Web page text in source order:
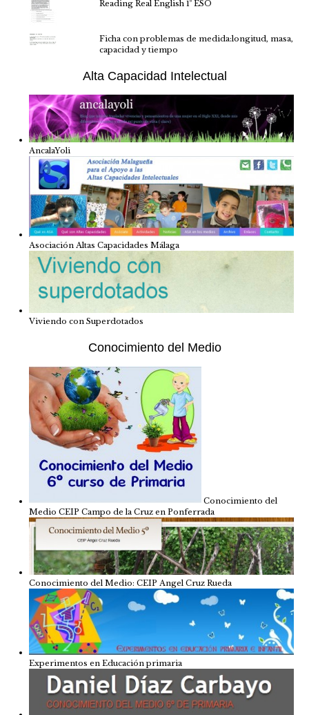
Reading Real English 1º ESO
Ficha con problemas de medida:longitud, masa,
capacidad y tiempo
Alta Capacidad Intelectual
AncalaYoli
Asociación Altas Capacidades Málaga
Viviendo con Superdotados
Conocimiento del Medio
Conocimiento del
Medio CEIP Campo de la Cruz en Ponferrada
Conocimiento del Medio: CEIP Angel Cruz Rueda
Experimentos en Educación primaria